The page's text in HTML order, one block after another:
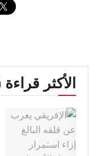
الأكثر